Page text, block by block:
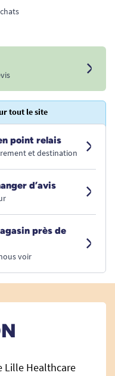
tout le site
point relais
et destination
d’avis
près de
voir
Lille Healthcare